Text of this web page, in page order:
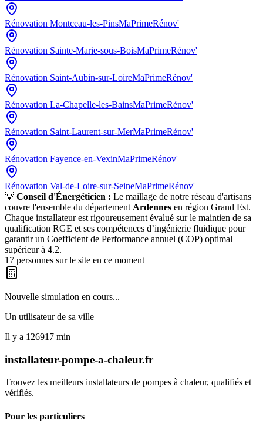
Rénovation Montceau-les-PinsMaPrimeRénov'
Rénovation Sainte-Marie-sous-BoisMaPrimeRénov'
Rénovation Saint-Aubin-sur-LoireMaPrimeRénov'
Rénovation La-Chapelle-les-BainsMaPrimeRénov'
Rénovation Saint-Laurent-sur-MerMaPrimeRénov'
Rénovation Fayence-en-VexinMaPrimeRénov'
Rénovation Val-de-Loire-sur-SeineMaPrimeRénov'
💡 Conseil d'Énergéticien : Le maillage de notre réseau d'artisans
couvre l'ensemble du département Ardennes en région Grand Est.
Chaque installateur est rigoureusement évalué sur le maintien de sa
qualification RGE et ses compétences d’ingénierie fluidique pour
garantir un Coefficient de Performance annuel (COP) optimal
supérieur à 4.2.
17 personnes sur le site en ce moment
Nouvelle simulation en cours...
Un utilisateur de sa ville
Il y a 126917 min
installateur-pompe-a-chaleur.fr
Trouvez les meilleurs installateurs de pompes à chaleur, qualifiés et
vérifiés.
Pour les particuliers